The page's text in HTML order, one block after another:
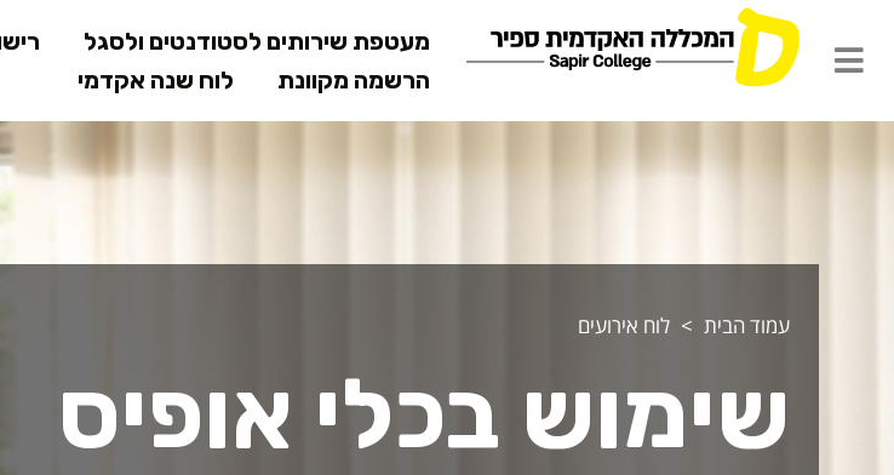
לתוכן
המרכזי
מעטפת שירותים לסטודנטים ולסגל
הרשמה מקוונת
לוח שנה אקדמי
עמוד הבית לוח אירועים
שימוש בכלי אופיס